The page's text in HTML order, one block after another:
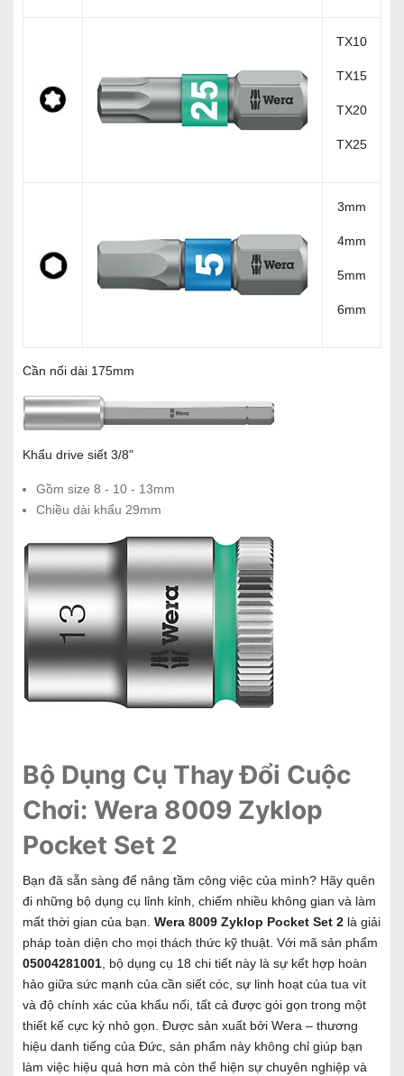
TX10
TX15
TX20
TX25
3mm
4mm
5mm
6mm
Cần nối dài 175mm
Khẩu drive siết 3/8"
Gồm size 8 - 10 - 13mm
Chiều dài khẩu 29mm
Bộ Dụng Cụ Thay Đổi Cuộc
Chơi: Wera 8009 Zyklop
Pocket Set 2
Bạn đã sẵn sàng để nâng tầm công việc của mình? Hãy quên
đi những bộ dụng cụ lỉnh kỉnh, chiếm nhiều không gian và làm
mất thời gian của bạn. Wera 8009 Zyklop Pocket Set 2 là giải
pháp toàn diện cho mọi thách thức kỹ thuật. Với mã sản phẩm
05004281001 , bộ dụng cụ 18 chi tiết này là sự kết hợp hoàn
hảo giữa sức mạnh của cần siết cóc, sự linh hoạt của tua vít
và độ chính xác của khẩu nối, tất cả được gói gọn trong một
thiết kế cực kỳ nhỏ gọn. Được sản xuất bởi Wera – thương
hiệu danh tiếng của Đức, sản phẩm này không chỉ giúp bạn
làm việc hiệu quả hơn mà còn thể hiện sự chuyên nghiệp và